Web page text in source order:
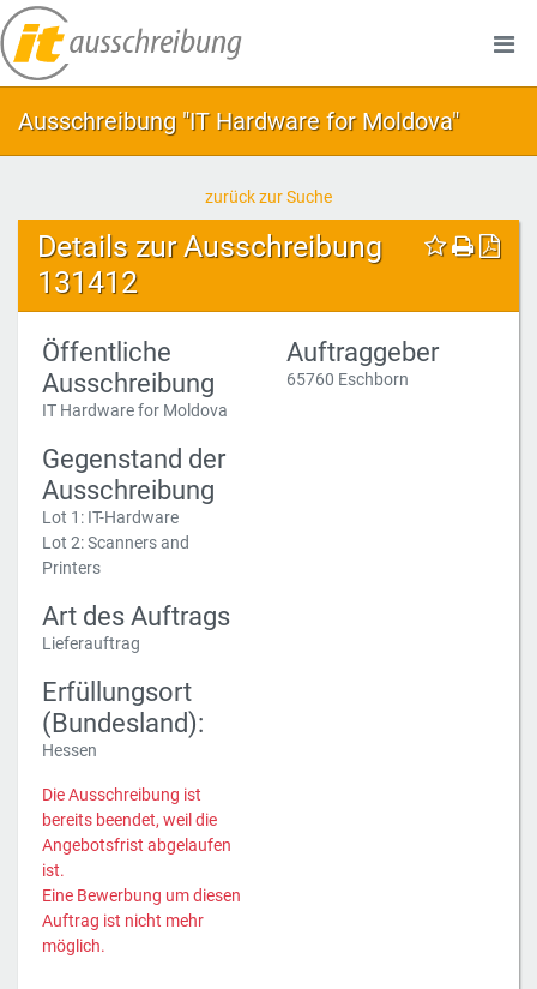
Ausschreibung "IT Hardware for Moldova"
zurück zur Suche
Details zur Ausschreibung
131412
Öffentliche
Ausschreibung
IT Hardware for Moldova
Gegenstand der
Ausschreibung
Lot 1: IT-Hardware
Lot 2: Scanners and
Printers
Art des Auftrags
Lieferauftrag
Erfüllungsort
(Bundesland):
Hessen
Die Ausschreibung ist
bereits beendet, weil die
Angebotsfrist abgelaufen
ist.
Eine Bewerbung um diesen
Auftrag ist nicht mehr
möglich.
Auftraggeber
65760 Eschborn